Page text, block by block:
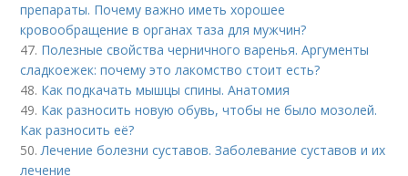
препараты. Почему важно иметь хорошее
кровообращение в органах таза для мужчин?
47. Полезные свойства черничного варенья. Аргументы
сладкоежек: почему это лакомство стоит есть?
48. Как подкачать мышцы спины. Анатомия
49. Как разносить новую обувь, чтобы не было мозолей.
Как разносить её?
50.Лечение болезни суставов. Заболевание суставов и их
лечение